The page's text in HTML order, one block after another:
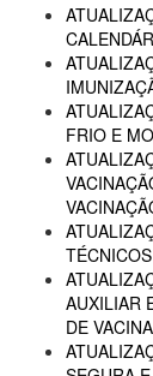
FRIO E
AUXILIAR
DE